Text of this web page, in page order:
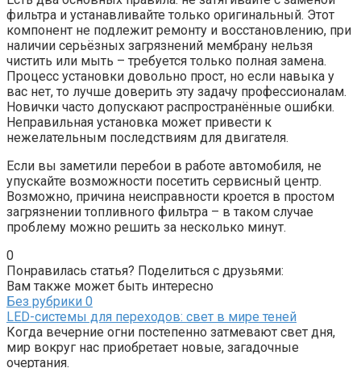
фильтра и устанавливайте только оригинальный. Этот
компонент не подлежит ремонту и восстановлению, при
наличии серьёзных загрязнений мембрану нельзя
чистить или мыть – требуется только полная замена.
Процесс установки довольно прост, но если навыка у
вас нет, то лучше доверить эту задачу профессионалам.
Новички часто допускают распространённые ошибки.
Неправильная установка может привести к
нежелательным последствиям для двигателя.
Если вы заметили перебои в работе автомобиля, не
упускайте возможности посетить сервисный центр.
Возможно, причина неисправности кроется в простом
загрязнении топливного фильтра – в таком случае
проблему можно решить за несколько минут.
0
Понравилась статья? Поделиться с друзьями:
Вам также может быть интересно
Без рубрики 0
LED-системы для переходов: свет в мире теней
Когда вечерние огни постепенно затмевают свет дня,
мир вокруг нас приобретает новые, загадочные
очертания.